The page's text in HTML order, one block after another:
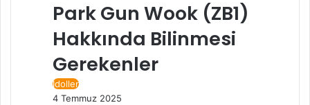
Park Gun Wook (ZB1)
Hakkında Bilinmesi
Gerekenler
İdoller
4 Temmuz 2025